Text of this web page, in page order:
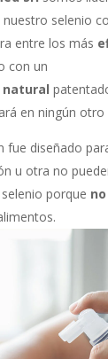
nuestro selenio
entre los más
con un
natural
en ningún otro
fue diseñado
u otra no
porque